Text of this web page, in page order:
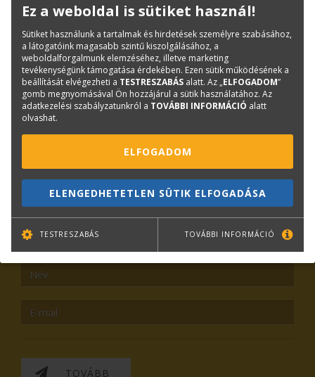
KAPCSOLAT ONLINE SHOP RENDEZVÉNYEK
Hírlevél feliratkozás
TOVÁBB
Ez a weboldal is sütiket használ!
Sütiket használunk a tartalmak és hirdetések személyre szabásához,
a látogatóink magasabb szintű kiszolgálásához, a
weboldalforgalmunk elemzéséhez, illetve marketing
tevékenységünk támogatása érdekében. Ezen sütik működésének a
beállítását elvégezheti a TESTRESZABÁS alatt. Az „ELFOGADOM”
gomb megnyomásával Ön hozzájárul a sütik használatához. Az
adatkezelési szabályzatunkról a TOVÁBBI INFORMÁCIÓ alatt
olvashat.
ELFOGADOM
ELENGEDHETETLEN SÜTIK ELFOGADÁSA
TESTRESZABÁS TOVÁBBI INFORMÁCIÓ